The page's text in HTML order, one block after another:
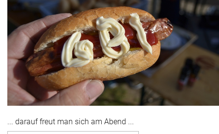
Das war 2016
Das war 2015
Das war 2014
Das war 2013
Das war 2012
Das war 2011
... darauf freut man sich am Abend ...